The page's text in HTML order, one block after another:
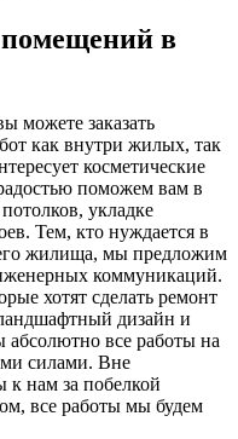
помещений в
можете заказать
как внутри жилых, так
косметические
поможем вам в
укладке
Тем, кто нуждается в
жилища, мы предложим
коммуникаций.
хотят сделать ремонт
дизайн и
абсолютно все работы на
силами. Вне
к нам за побелкой
все работы мы будем